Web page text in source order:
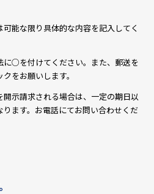
能な限り具体的な内容を記入してく
○を付けてください。また、郵送を
をお願いします。
示請求される場合は、一定の期日以
ます。お電話にてお問い合わせくだ